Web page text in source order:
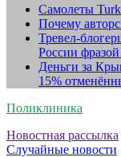
Самолеты
Почему
Тревел-
России
Деньги за
15%
Поликлиника
Новостная рассылка
Случайные новости